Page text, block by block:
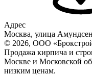
Адрес
Москва, улица
© 2026, ООО
Продажа кирпича и
Москве и Московской
низким ценам.